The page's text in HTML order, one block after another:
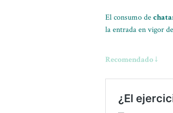
El consumo de
la entrada en vigor
Recomendado ↓